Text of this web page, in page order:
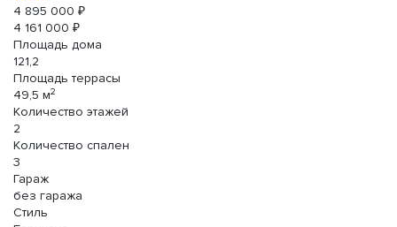
4 895 000 ₽
4 161 000 ₽
Площадь дома
121,2
Площадь террасы
49,5 м2
Количество этажей
2
Количество спален
3
Гараж
без гаража
Стиль